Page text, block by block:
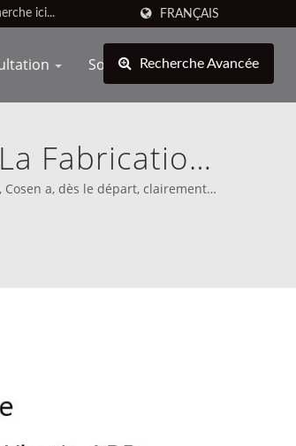
FRANÇAIS
SoutienRecherche Avancée
Fabrication
Pour
a, dès le départ, clairement